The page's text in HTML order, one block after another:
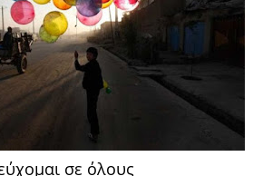
σε όλους